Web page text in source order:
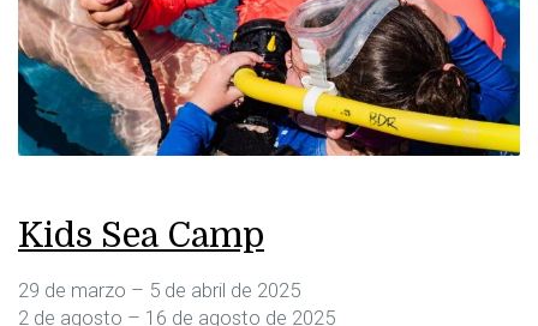
Kids Sea Camp
29 de marzo – 5 de abril de 2025
2 de agosto – 16 de agosto de 2025